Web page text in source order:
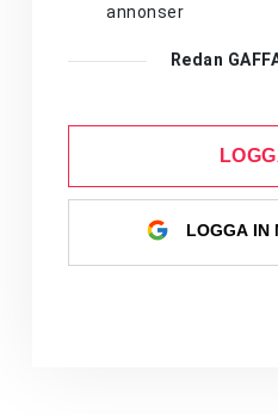
annonser
Redan
LOGGA IN